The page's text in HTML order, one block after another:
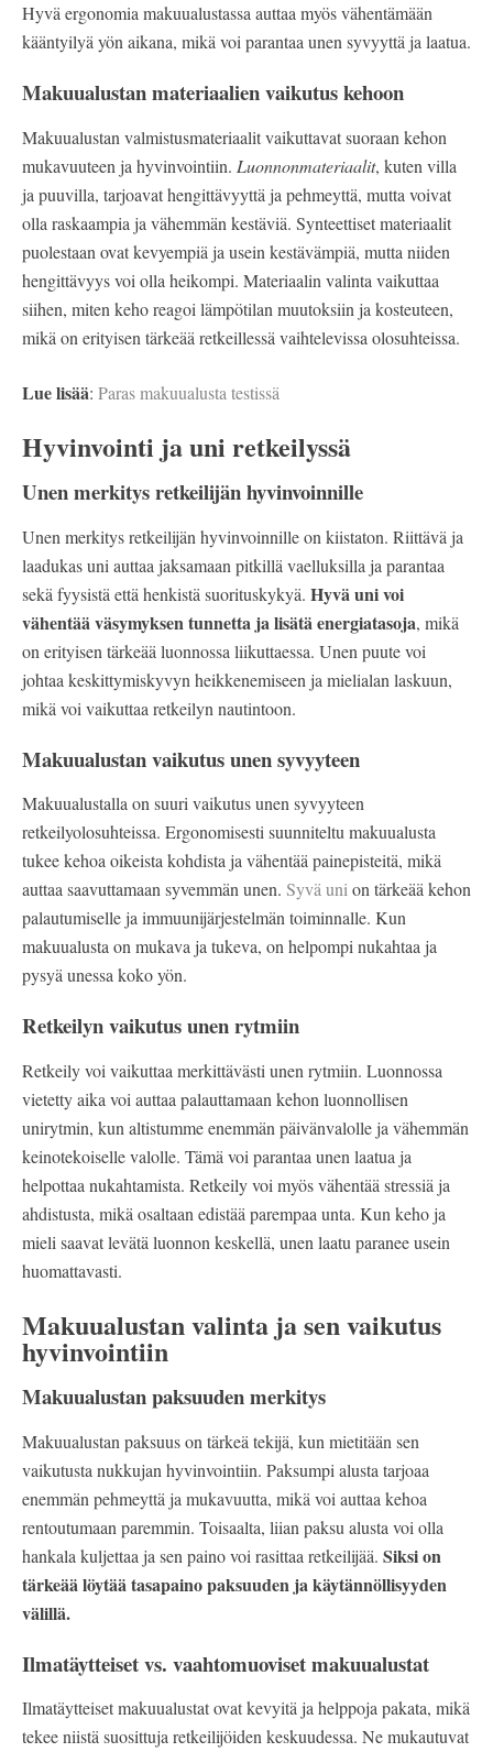
Hyvä ergonomia makuualustassa auttaa myös vähentämään
kääntyilyä yön aikana, mikä voi parantaa unen syvyyttä ja laatua.
Makuualustan materiaalien vaikutus kehoon
Makuualustan valmistusmateriaalit vaikuttavat suoraan kehon
mukavuuteen ja hyvinvointiin. Luonnonmateriaalit, kuten villa
ja puuvilla, tarjoavat hengittävyyttä ja pehmeyttä, mutta voivat
olla raskaampia ja vähemmän kestäviä. Synteettiset materiaalit
puolestaan ovat kevyempiä ja usein kestävämpiä, mutta niiden
hengittävyys voi olla heikompi. Materiaalin valinta vaikuttaa
siihen, miten keho reagoi lämpötilan muutoksiin ja kosteuteen,
mikä on erityisen tärkeää retkeillessä vaihtelevissa olosuhteissa.
Lue lisää: Paras makuualusta testissä
Hyvinvointi ja uni retkeilyssä
Unen merkitys retkeilijän hyvinvoinnille
Unen merkitys retkeilijän hyvinvoinnille on kiistaton. Riittävä ja
laadukas uni auttaa jaksamaan pitkillä vaelluksilla ja parantaa
sekä fyysistä että henkistä suorituskykyä. Hyvä uni voi
vähentää väsymyksen tunnetta ja lisätä energiatasoja, mikä
on erityisen tärkeää luonnossa liikuttaessa. Unen puute voi
johtaa keskittymiskyvyn heikkenemiseen ja mielialan laskuun,
mikä voi vaikuttaa retkeilyn nautintoon.
Makuualustan vaikutus unen syvyyteen
Makuualustalla on suuri vaikutus unen syvyyteen
retkeilyolosuhteissa. Ergonomisesti suunniteltu makuualusta
tukee kehoa oikeista kohdista ja vähentää painepisteitä, mikä
auttaa saavuttamaan syvemmän unen. Syvä union tärkeää kehon
palautumiselle ja immuunijärjestelmän toiminnalle. Kun
makuualusta on mukava ja tukeva, on helpompi nukahtaa ja
pysyä unessa koko yön.
Retkeilyn vaikutus unen rytmiin
Retkeily voi vaikuttaa merkittävästi unen rytmiin. Luonnossa
vietetty aika voi auttaa palauttamaan kehon luonnollisen
unirytmin, kun altistumme enemmän päivänvalolle ja vähemmän
keinotekoiselle valolle. Tämä voi parantaa unen laatua ja
helpottaa nukahtamista. Retkeily voi myös vähentää stressiä ja
ahdistusta, mikä osaltaan edistää parempaa unta. Kun keho ja
mieli saavat levätä luonnon keskellä, unen laatu paranee usein
huomattavasti.
Makuualustan valinta ja sen vaikutus
hyvinvointiin
Makuualustan paksuuden merkitys
Makuualustan paksuus on tärkeä tekijä, kun mietitään sen
vaikutusta nukkujan hyvinvointiin. Paksumpi alusta tarjoaa
enemmän pehmeyttä ja mukavuutta, mikä voi auttaa kehoa
rentoutumaan paremmin. Toisaalta, liian paksu alusta voi olla
hankala kuljettaa ja sen paino voi rasittaa retkeilijää. Siksi on
tärkeää löytää tasapaino paksuuden ja käytännöllisyyden
välillä.
Ilmatäytteiset vs. vaahtomuoviset makuualustat
Ilmatäytteiset makuualustat ovat kevyitä ja helppoja pakata, mikä
tekee niistä suosittuja retkeilijöiden keskuudessa. Ne mukautuvat